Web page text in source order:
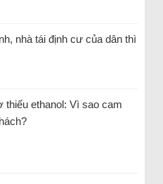
nhà tái định cư của dân thì
thiếu ethanol: Vì sao cam